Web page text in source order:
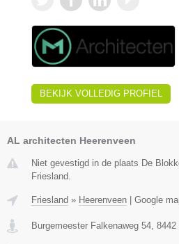
BEKIJK VOLLEDIG PROFIEL
AL architecten Heerenveen
Niet gevestigd in de plaats De
Friesland.
Friesland » Heerenveen Google
Burgemeester Falkenaweg 54, 8442